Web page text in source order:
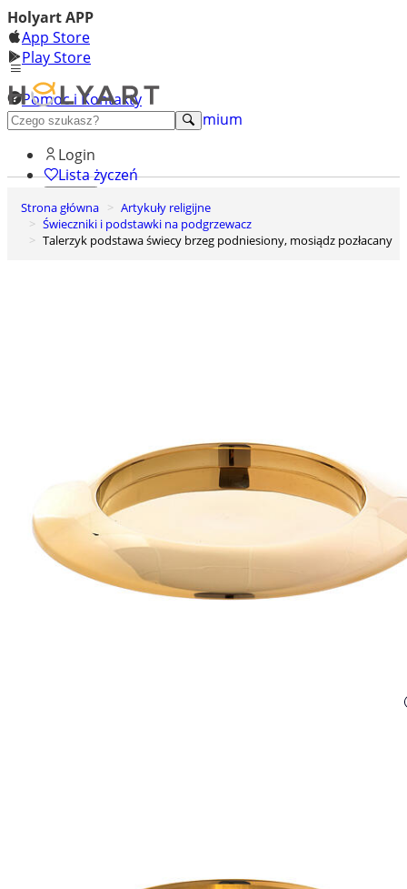
Holyart APP
App Store
Play Store
Pomoc i Kontakty
+48 222 922 860
Odkryj premium
Login
Lista życzeń
0
Koszyk
Strona główna
Artykuły religijne
Świeczniki i podstawki na podgrzewacz
Talerzyk podstawa świecy brzeg podniesiony, mosiądz pozłacany